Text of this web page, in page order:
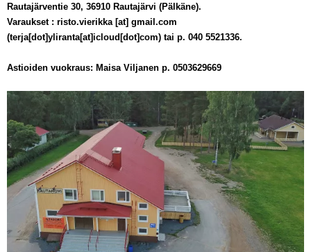
Rautajärventie 30, 36910 Rautajärvi (Pälkäne).
Varaukset : risto.vierikka [at] gmail .com
(terja[dot]yliranta[at]icloud[dot]com) tai p. 040 5521336.
Astioiden vuokraus: Maisa Viljanen p. 0503629669